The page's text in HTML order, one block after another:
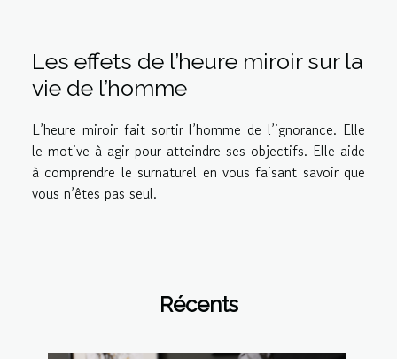
Les effets de l’heure miroir sur la
vie de l’homme
L’heure miroir fait sortir l’homme de l’ignorance. Elle
le motive à agir pour atteindre ses objectifs. Elle aide
à comprendre le surnaturel en vous faisant savoir que
vous n’êtes pas seul.
Récents